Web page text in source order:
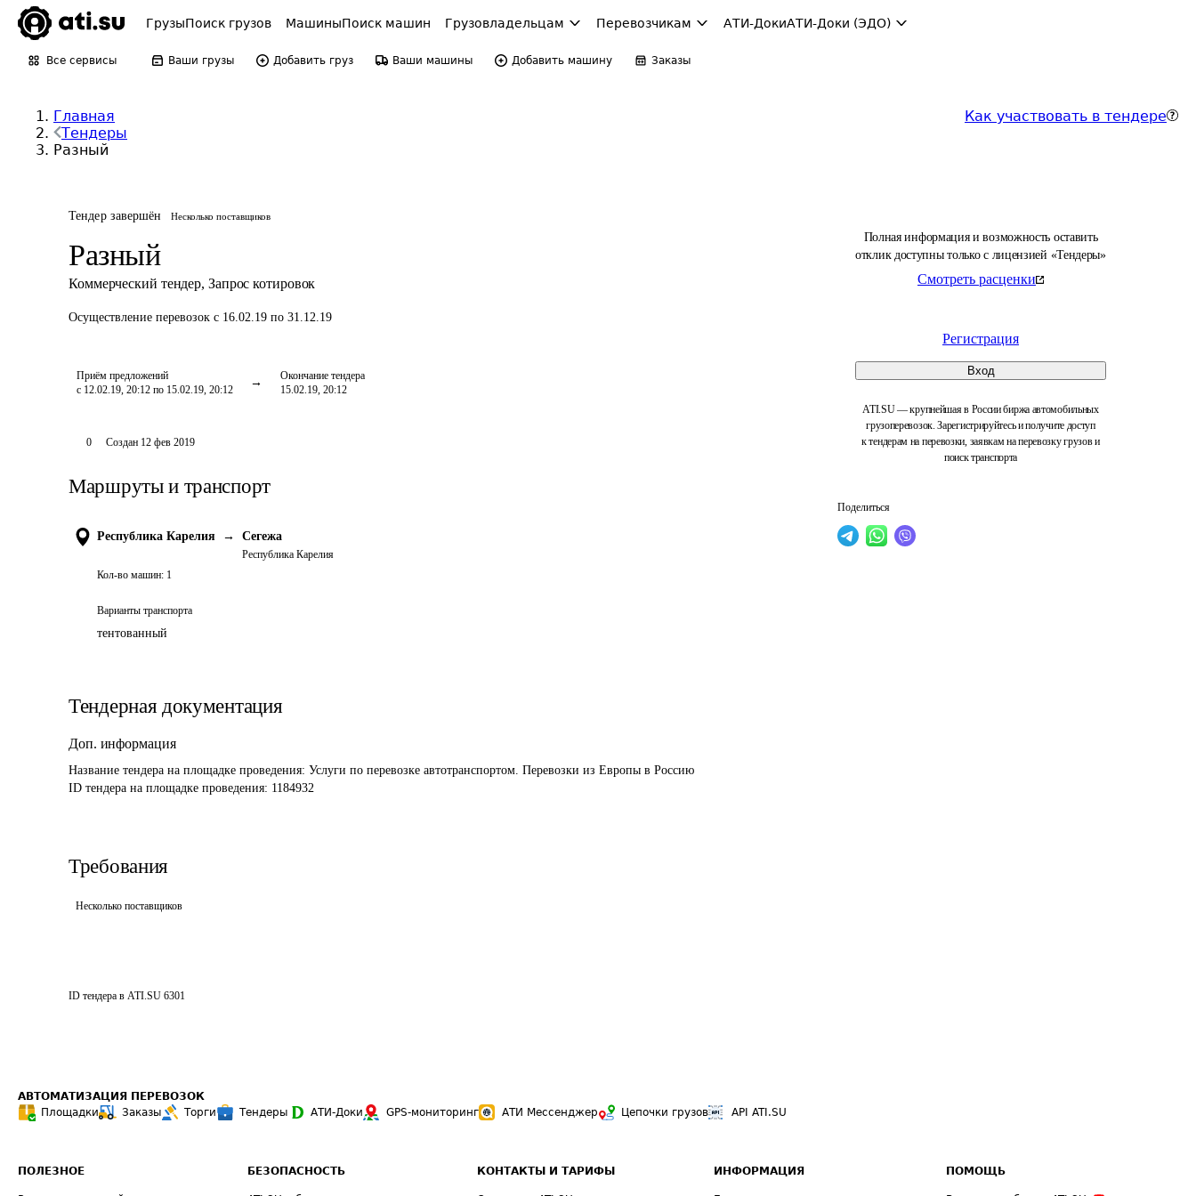
ГрузыПоиск грузов МашиныПоиск машин Грузовладельцам Перевозчикам АТИ-ДокиАТИ-Доки (ЭДО)
Все сервисы Ваши грузы Добавить груз Ваши машины Добавить машину Заказы
Главная
Тендеры
Разный
Как участвовать в тендере
Тендер завершён Несколько поставщиков
Разный
Коммерческий тендер, Запрос котировок
Осуществление перевозок с 16.02.19 по 31.12.19
Приём предложений
с 12.02.19, 20:12 по 15.02.19, 20:12
Окончание тендера
15.02.19, 20:12
Полная информация и возможность оставить
отклик доступны только с лицензией «Тендеры»
Смотреть расценки
Регистрация
Вход
ATI.SU — крупнейшая в России биржа автомобильных
грузоперевозок. Зарегистрируйтесь и получите доступ
к тендерам на перевозки, заявкам на перевозку грузов и
поиск транспорта
Поделиться
0 Создан 12 фев 2019
Маршруты и транспорт
Республика Карелия → Сегежа
Республика Карелия
Кол-во машин: 1
Варианты транспорта
тентованный
Тендерная документация
Доп. информация
Название тендера на площадке проведения: Услуги по перевозке автотранспортом. Перевозки из Европы в Россию
ID тендера на площадке проведения: 1184932
Требования
Несколько поставщиков
ID тендера в ATI.SU 6301
АВТОМАТИЗАЦИЯ ПЕРЕВОЗОК
Площадки
Заказы Торги Тендеры АТИ-Доки GPS-мониторинг АТИ Мессенджер Цепочки грузов API ATI.SU
ПОЛЕЗНОЕ БЕЗОПАСНОСТЬ КОНТАКТЫ И ТАРИФЫ ИНФОРМАЦИЯ ПОМОЩЬ